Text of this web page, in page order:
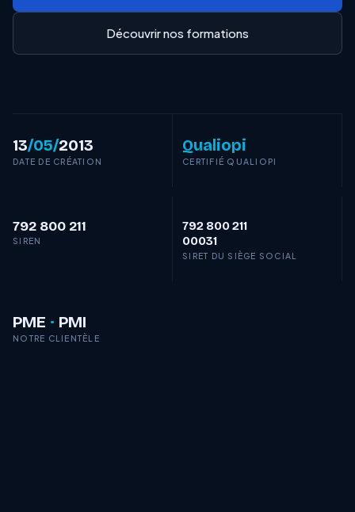
Découvrir nos formations
13/05/2013
DATE DE CRÉATION
Qualiopi
CERTIFIÉ QUALIOPI
792 800 211
SIREN
792 800 211
00031
SIRET DU SIÈGE SOCIAL
PME · PMI
NOTRE CLIENTÈLE